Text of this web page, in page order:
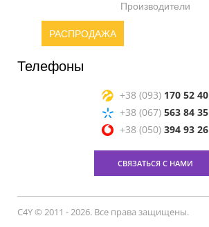
Производители
РАСПРОДАЖА
Телефоны
+38 (093) 170 52 40
+38 (067) 563 84 35
+38 (050) 394 93 26
СВЯЗАТЬСЯ С НАМИ
C4Y © 2011 - 2026. Все права защищены.